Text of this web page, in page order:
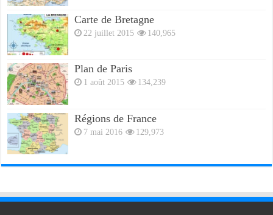
Carte de Bretagne
22 juillet 2015 140,965
Plan de Paris
1 août 2015 134,239
Régions de France
7 mai 2016 129,973